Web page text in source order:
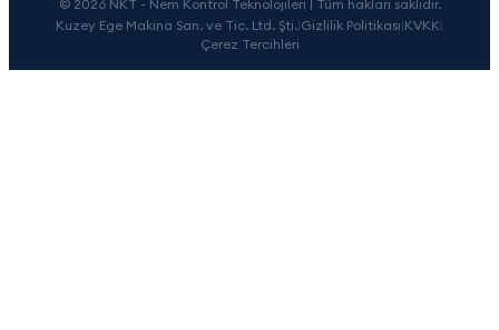
© 2026 NKT - Nem Kontrol Teknolojileri | Tüm hakları saklıdır.
Kuzey Ege Makina San. ve Tic. Ltd. Şti.|Gizlilik Politikası|KVKK|
Çerez Tercihleri